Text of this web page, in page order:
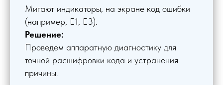
Мигают индикаторы, на экране код ошибки
(например, E1, E3).
Решение:
Проведем аппаратную диагностику для
точной расшифровки кода и устранения
причины.